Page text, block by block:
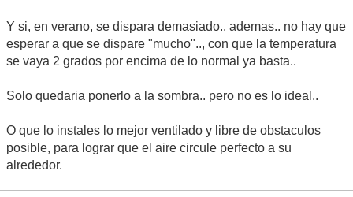
Y si, en verano, se dispara demasiado.. ademas.. no hay que
esperar a que se dispare "mucho".., con que la temperatura
se vaya 2 grados por encima de lo normal ya basta..
Solo quedaria ponerlo a la sombra.. pero no es lo ideal..
O que lo instales lo mejor ventilado y libre de obstaculos
posible, para lograr que el aire circule perfecto a su
alrededor.